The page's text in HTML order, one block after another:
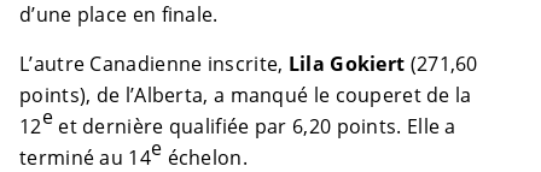
d’une place en finale.
L’autre Canadienne inscrite, Lila Gokiert (271,60
points), de l’Alberta, a manqué le couperet de la
12eet dernière qualifiée par 6,20 points. Elle a
terminé au 14e échelon.